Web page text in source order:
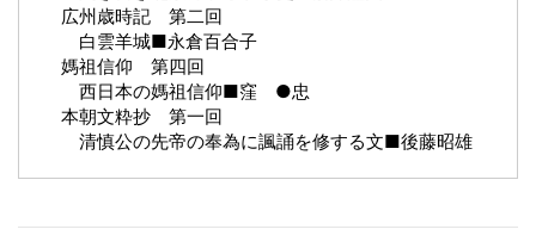
広州歳時記 第二回
白雲羊城■永倉百合子
媽祖信仰 第四回
西日本の媽祖信仰■窪 ●忠
本朝文粋抄 第一回
清慎公の先帝の奉為に諷誦を修する文■後藤昭雄